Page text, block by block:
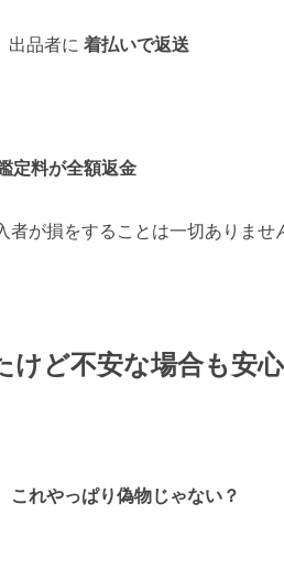
出品者に 着払いで返送
定料が全額返金
者が損をすることは一切ありませ
けど不安な場合も安心
これやっぱり偽物じゃない？